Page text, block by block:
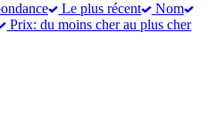
Le plus récent
Nom
Prix: du moins cher au plus cher